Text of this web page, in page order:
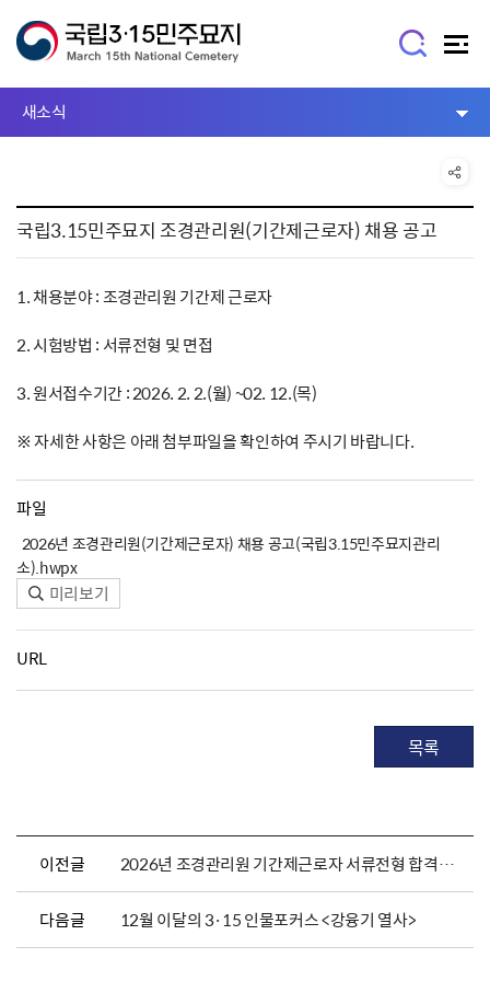
새소식
국립3.15민주묘지 조경관리원(기간제근로자) 채용 공고
1. 채용분야 : 조경관리원 기간제 근로자
2. 시험방법 : 서류전형 및 면접
3. 원서접수기간 : 2026. 2. 2.(월) ~02. 12.(목)
※ 자세한 사항은 아래 첨부파일을 확인하여 주시기 바랍니다.
파일
2026년 조경관리원(기간제근로자) 채용 공고(국립3.15민주묘지관리
소).hwpx
미리보기
URL
목록
이전글 2026년 조경관리원 기간제근로자 서류전형 합격자 발표 및 면접전형 일정 안내
다음글 12월 이달의 3·15 인물포커스 <강융기 열사>